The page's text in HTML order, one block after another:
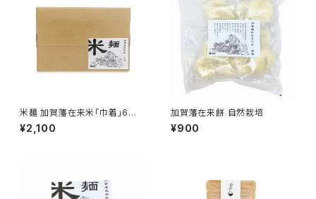
米麺 加賀藩在来米「巾着」6食
入
¥2,100
加賀藩在来餅 自然栽培
¥900